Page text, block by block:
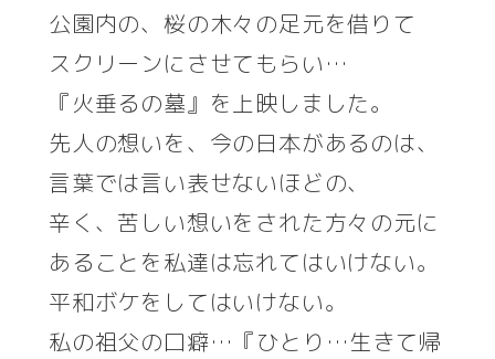
公園内の、桜の木々の足元を借りて
スクリーンにさせてもらい…
『火垂るの墓』を上映しました。
先人の想いを、今の日本があるのは、
言葉では言い表せないほどの、
辛く、苦しい想いをされた方々の元に
あることを私達は忘れてはいけない。
平和ボケをしてはいけない。
私の祖父の口癖…『ひとり…生きて帰